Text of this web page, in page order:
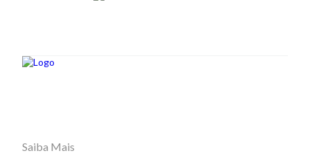
Saiba Mais